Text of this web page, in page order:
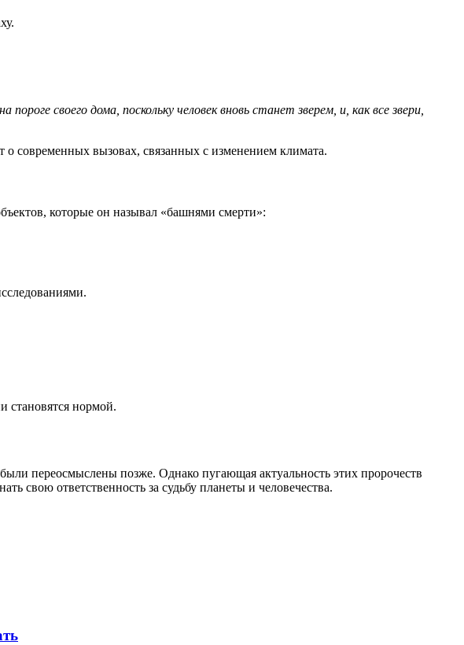
своего дома, поскольку человек вновь станет зверем, и, как все звери,
современных вызовах, связанных с изменением климата.
которые он называл «башнями смерти»:
становятся нормой.
переосмыслены позже. Однако пугающая актуальность этих пророчеств
свою ответственность за судьбу планеты и человечества.